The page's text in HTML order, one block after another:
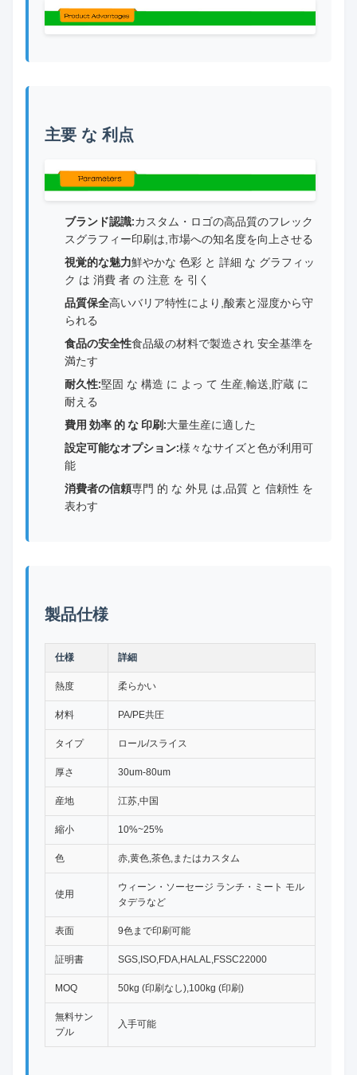
主要 な 利点
ブランド認識:カスタム・ロゴの高品質のフレック
スグラフィー印刷は,市場への知名度を向上させる
視覚的な魅力鮮やかな 色彩 と 詳細 な グラフィッ
ク は 消費 者 の 注意 を 引く
品質保全高いバリア特性により,酸素と湿度から守
られる
食品の安全性食品級の材料で製造され 安全基準を
満たす
耐久性:堅固 な 構造 に よっ て 生産,輸送,貯蔵 に
耐える
費用 効率 的 な 印刷:大量生産に適した
設定可能なオプション:様々なサイズと色が利用可
能
消費者の信頼専門 的 な 外見 は,品質 と 信頼性 を
表わす
製品仕様
仕様 詳細
熱度 柔らかい
材料 PA/PE共圧
タイプ ロール/スライス
厚さ 30um-80um
産地 江苏,中国
縮小 10%~25%
色 赤,黄色,茶色,またはカスタム
使用
ウィーン・ソーセージ ランチ・ミート モル
タデラなど
表面 9色まで印刷可能
証明書 SGS,ISO,FDA,HALAL,FSSC22000
MOQ 50kg (印刷なし),100kg (印刷)
無料サン
プル
入手可能